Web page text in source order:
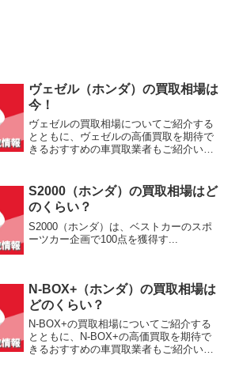
ヴェゼル（ホンダ）の買取相場は
今！
ヴェゼルの買取相場についてご紹介する
とともに、ヴェゼルの高価買取を期待で
きるおすすめの車買取業者もご紹介いた
ひこちらの記事を参考にして頂ければと
思います。
S2000（ホンダ）の買取相場はど
のくらい？
S2000（ホンダ）は、ベストカーのスポ
ーツカー企画で100点を獲得す...
N-BOX+（ホンダ）の買取相場は
どのくらい？
N-BOX+の買取相場についてご紹介する
とともに、N-BOX+の高価買取を期待で
きるおすすめの車買取業者もご紹介いた